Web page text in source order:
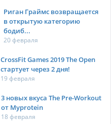
Риган Граймс возвращается
в открытую категорию
бодиб...
20 февраля
CrossFit Games 2019 The Open
стартует через 2 дня!
19 февраля
3 новых вкуса The Pre-Workout
от Myprotein
18 февраля